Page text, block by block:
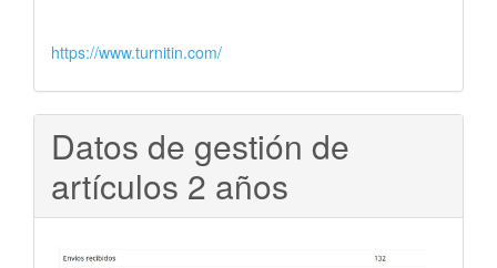
https://www.turnitin.com/
Datos de gestión de
artículos 2 años